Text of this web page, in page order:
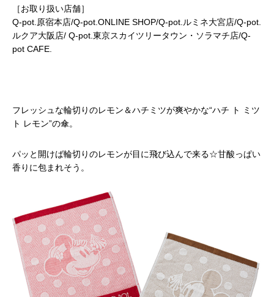
［お取り扱い店舗］
Q-pot.原宿本店/Q-pot.ONLINE SHOP/Q-pot.ルミネ大宮店/Q-pot.
ルクア大阪店/ Q-pot.東京スカイツリータウン・ソラマチ店/Q-
pot CAFE.
フレッシュな輪切りのレモン＆ハチミツが爽やかな“ハチ ト ミツ
ト レモン”の傘。
パッと開けば輪切りのレモンが目に飛び込んで来る☆甘酸っぱい
香りに包まれそう。